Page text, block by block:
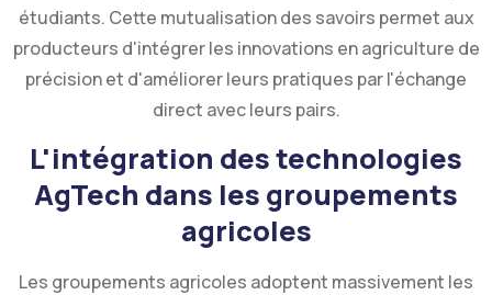
étudiants. Cette mutualisation des savoirs permet aux
producteurs d'intégrer les innovations en agriculture de
précision et d'améliorer leurs pratiques par l'échange
direct avec leurs pairs.
L'intégration des technologies
AgTech dans les groupements
agricoles
Les groupements agricoles adoptent massivement les